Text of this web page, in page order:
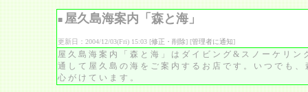
■ 屋久島海案内「森と海」
更新日：2004/12/03(Fri) 15:03 [修正・削除] [管理者に通知]
屋久島海案内「森と海」はダイビング&スノーケリ
通して屋久島の海をご案内するお店です。いつでも
心がけています。